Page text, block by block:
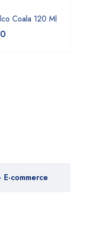
Coala 120 Ml
commerce